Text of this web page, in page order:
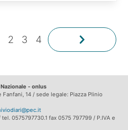
2 3 4
- onlus
14 / sede legale: Piazza Plinio
0575797730.1 fax 0575 797799 / P.IVA e